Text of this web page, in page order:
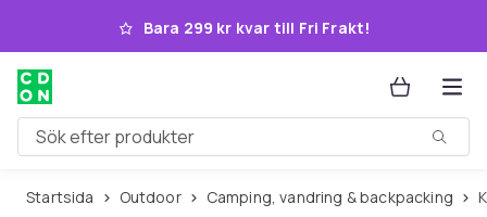
Hoppa till huvudinnehållet
Bara 299 kr kvar till Fri Frakt!
Sök efter produkter
Startsida Outdoor Camping, vandring & backpacking